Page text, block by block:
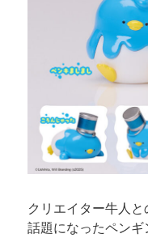
クリエイター牛人
話題になったペン